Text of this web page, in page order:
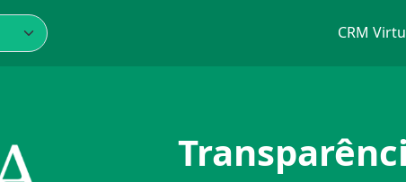
CRM